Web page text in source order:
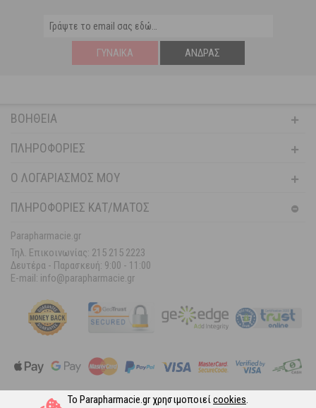
Το Parapharmacie.gr χρησιμοποιείcookies.
ΓΥΝΑΊΚΑ ΆΝΔΡΑΣ
ΒΟΉΘΕΙΑ
ΠΛΗΡΟΦΟΡΊΕΣ
Ο ΛΟΓΑΡΙΑΣΜΌΣ ΜΟΥ
ΠΛΗΡΟΦΟΡΙΕΣ ΚΑΤ/ΜΑΤΟΣ
Parapharmacie.gr
Τηλ. Επικοινωνίας: 215 215 2223
Δευτέρα - Παρασκευή: 9:00 - 11:00
E-mail: info@parapharmacie.gr
Ακολουθήστε μας στα Social Media